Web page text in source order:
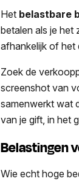
Het belastbare
betalen als je het
afhankelijk of het
Zoek de
screenshot van
samenwerkt wat
van je gift, in het
Belastingen
Wie echt hoge